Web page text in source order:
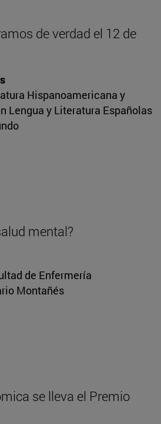
de verdad el 12 de
Hispanoamericana y
Lengua y Literatura Españolas
mental?
de Enfermería
Montañés
se lleva el Premio